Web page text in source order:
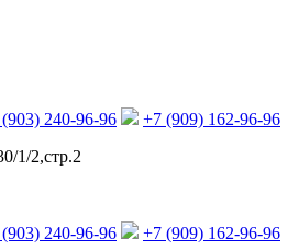
240-96-96
+7 (909) 162-96-96
1/2,стр.2
240-96-96 +7 (909) 162-96-96